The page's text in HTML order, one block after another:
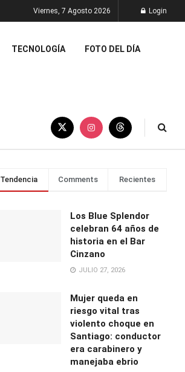
Viernes, 7 Agosto 2026 Login
TECNOLOGÍA FOTO DEL DÍA
Tendencia Comments Recientes
Los Blue Splendor
celebran 64 años de
historia en el Bar
Cinzano
JULIO 27, 2026
Mujer queda en
riesgo vital tras
violento choque en
Santiago: conductor
era carabinero y
manejaba ebrio